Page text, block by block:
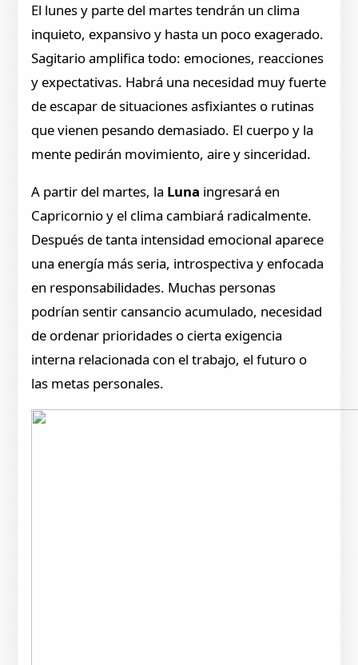
El lunes y parte del martes tendrán un clima
inquieto, expansivo y hasta un poco exagerado.
Sagitario amplifica todo: emociones, reacciones
y expectativas. Habrá una necesidad muy fuerte
de escapar de situaciones asfixiantes o rutinas
que vienen pesando demasiado. El cuerpo y la
mente pedirán movimiento, aire y sinceridad.
A partir del martes, la Luna ingresará en
Capricornio y el clima cambiará radicalmente.
Después de tanta intensidad emocional aparece
una energía más seria, introspectiva y enfocada
en responsabilidades. Muchas personas
podrían sentir cansancio acumulado, necesidad
de ordenar prioridades o cierta exigencia
interna relacionada con el trabajo, el futuro o
las metas personales.